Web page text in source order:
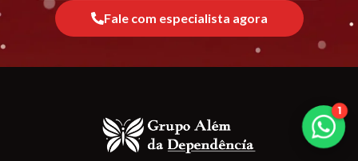
Fale com especialista agora
1